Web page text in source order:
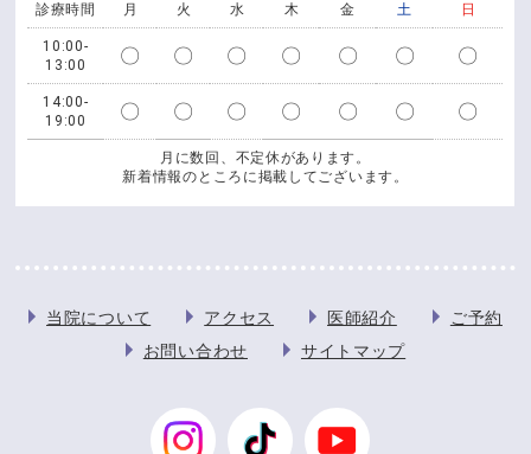
診療時間 月 火 水 木 金 土 日
10:00-
13:00
〇 〇 〇 〇 〇 〇 〇
14:00-
19:00
〇 〇 〇 〇 〇 〇 〇
月に数回、不定休があります。
新着情報のところに掲載してございます。
当院について アクセス 医師紹介
ご予約
お問い合わせ
サイトマップ